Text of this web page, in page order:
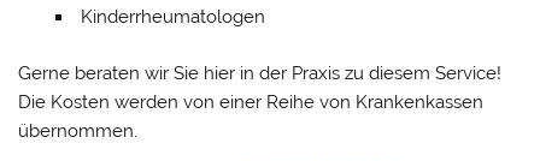
Kinderrheumatologen
Gerne beraten wir Sie hier in der Praxis zu diesem Service!
Die Kosten werden von einer Reihe von Krankenkassen
übernommen.